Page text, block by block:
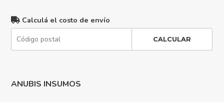
Calculá el costo de envío
CALCULAR
ANUBIS INSUMOS